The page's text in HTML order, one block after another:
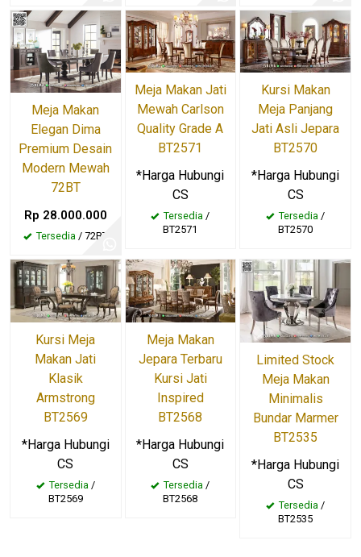
Meja Makan
Elegan Dima
Premium Desain
Modern Mewah
72BT
Rp 28.000.000
Tersedia/ 72BT
Meja Makan Jati
Mewah Carlson
Quality Grade A
BT2571
*Harga Hubungi
CS
Tersedia /
BT2571
Kursi Makan
Meja Panjang
Jati Asli Jepara
BT2570
*Harga Hubungi
CS
Tersedia /
BT2570
Kursi Meja
Makan Jati
Klasik
Armstrong
BT2569
*Harga Hubungi
CS
Tersedia /
BT2569
Meja Makan
Jepara Terbaru
Kursi Jati
Inspired
BT2568
*Harga Hubungi
CS
Tersedia /
BT2568
Limited Stock
Meja Makan
Minimalis
Bundar Marmer
BT2535
*Harga Hubungi
CS
Tersedia /
BT2535